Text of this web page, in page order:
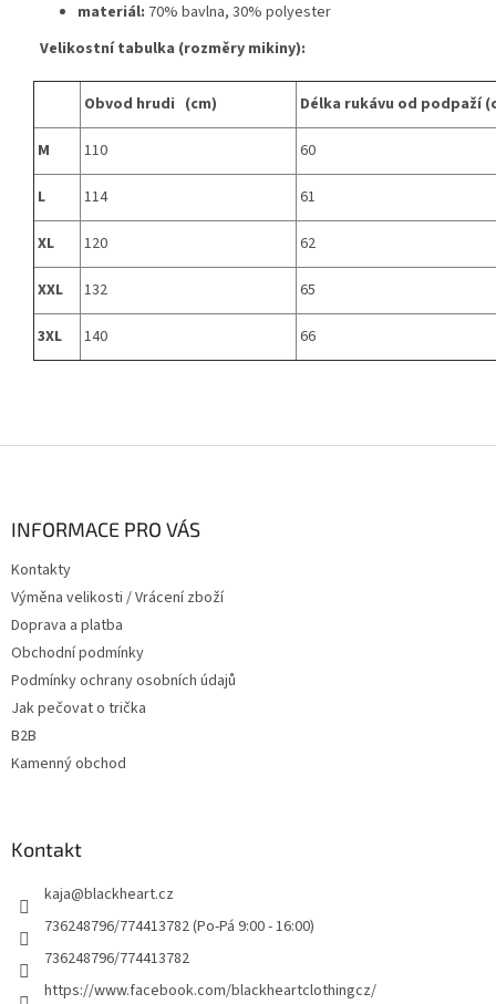
materiál: 70% bavlna, 30% polyester
Velikostní tabulka (rozměry mikiny):
Obvod hrudi (cm) Délka rukávu od podpaží
M 110 60
L 114 61
XL 120 62
XXL 132 65
3XL 140 66
INFORMACE PRO VÁS
Kontakty
Výměna velikosti / Vrácení zboží
Doprava a platba
Obchodní podmínky
Podmínky ochrany osobních údajů
Jak pečovat o trička
B2B
Kamenný obchod
Kontakt
kaja@blackheart.cz
736248796/774413782 (Po-Pá 9:00 - 16:00)
736248796/774413782
https://www.facebook.com/blackheartclothingcz/